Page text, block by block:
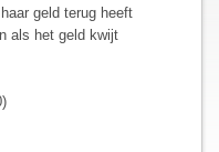
geld terug heeft
als het geld kwijt